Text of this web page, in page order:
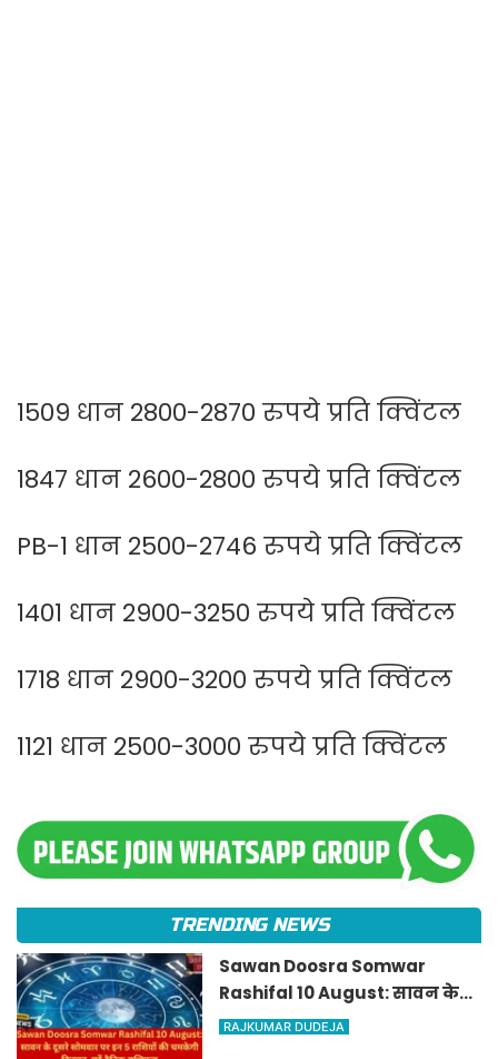
1509 धान 2800-2870 रुपये प्रति क्विंटल
1847 धान 2600-2800 रुपये प्रति क्विंटल
PB-1 धान 2500-2746 रुपये प्रति क्विंटल
1401 धान 2900-3250 रुपये प्रति क्विंटल
1718 धान 2900-3200 रुपये प्रति क्विंटल
1121 धान 2500-3000 रुपये प्रति क्विंटल
TRENDING NEWS
Sawan Doosra Somwar
Rashifal 10 August: सावन के
दूसरे सोमवार पर इन 5 राशियों की
RAJKUMAR DUDEJA